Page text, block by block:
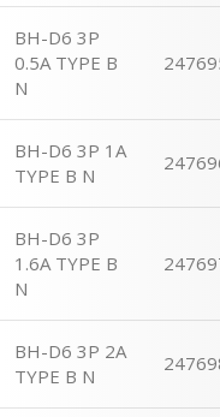
BH-D6 3P
0.5A TYPE B
N
BH-D6 3P 1A
TYPE B N
BH-D6 3P
1.6A TYPE B
N
BH-D6 3P 2A
TYPE B N